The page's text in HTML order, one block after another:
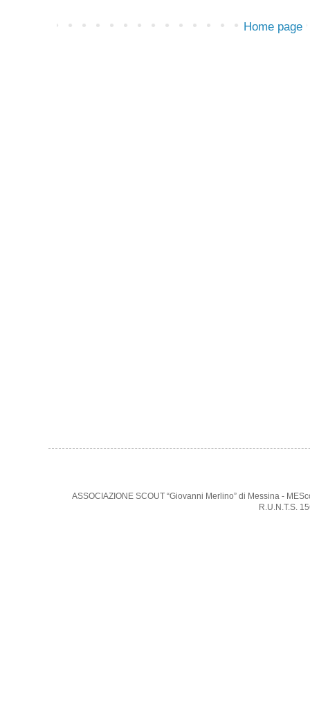
Home page
ASSOCIAZIONE SCOUT “Giovanni Merlino” di Messina -
R.U.N.T.S.